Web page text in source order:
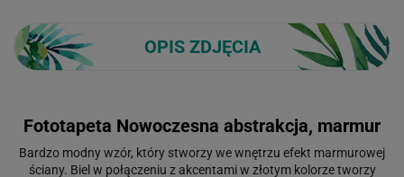
OPIS ZDJĘCIA
Fototapeta Nowoczesna abstrakcja, marmur
Bardzo modny wzór, który stworzy we wnętrzu efekt marmurowej
ściany. Biel w połączeniu z akcentami w złotym kolorze tworzy